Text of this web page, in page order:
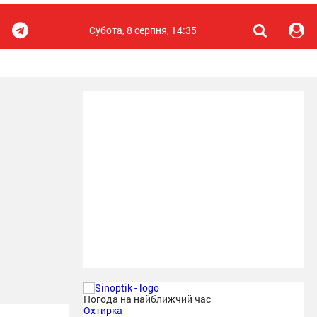
Субота, 8 серпня, 14:35
Погода на найближчий час
Охтирка